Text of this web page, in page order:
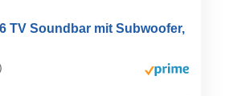
TV Soundbar mit Subwoofer,